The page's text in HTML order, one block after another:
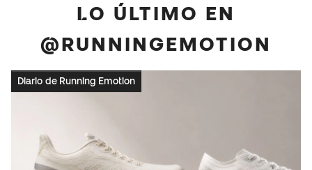
LO ÚLTIMO EN
@RUNNINGEMOTION
Diario de Running Emotion